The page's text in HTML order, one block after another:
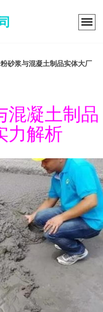
砂浆与混凝土制品实体大厂
混凝土制品
力解析